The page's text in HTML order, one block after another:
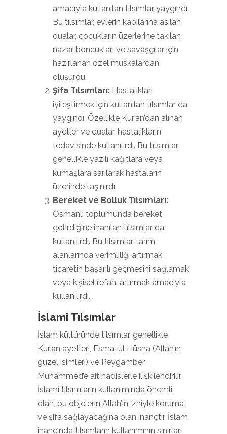
amacıyla kullanılan tılsımlar yaygındı.
Bu tılsımlar, evlerin kapılarına asılan
dualar, çocukların üzerlerine takılan
nazar boncukları ve savaşçılar için
hazırlanan özel muskalardan
oluşurdu.
Şifa Tılsımları: Hastalıkları
iyileştirmek için kullanılan tılsımlar da
yaygındı. Özellikle Kur’an’dan alınan
ayetler ve dualar, hastalıkların
tedavisinde kullanılırdı. Bu tılsımlar
genellikle yazılı kağıtlara veya
kumaşlara sarılarak hastaların
üzerinde taşınırdı.
Bereket ve Bolluk Tılsımları:
Osmanlı toplumunda bereket
getirdiğine inanılan tılsımlar da
kullanılırdı. Bu tılsımlar, tarım
alanlarında verimliliği artırmak,
ticaretin başarılı geçmesini sağlamak
veya kişisel refahı artırmak amacıyla
kullanılırdı.
İslami Tılsımlar
İslam kültüründe tılsımlar, genellikle
Kur’an ayetleri, Esma-ül Hüsna (Allah’ın
güzel isimleri) ve Peygamber
Muhammed’e ait hadislerle ilişkilendirilir.
İslami tılsımların kullanımında önemli
olan, bu objelerin Allah’ın izniyle koruma
ve şifa sağlayacağına olan inançtır. İslam
inancında tılsımların kullanımının sınırları